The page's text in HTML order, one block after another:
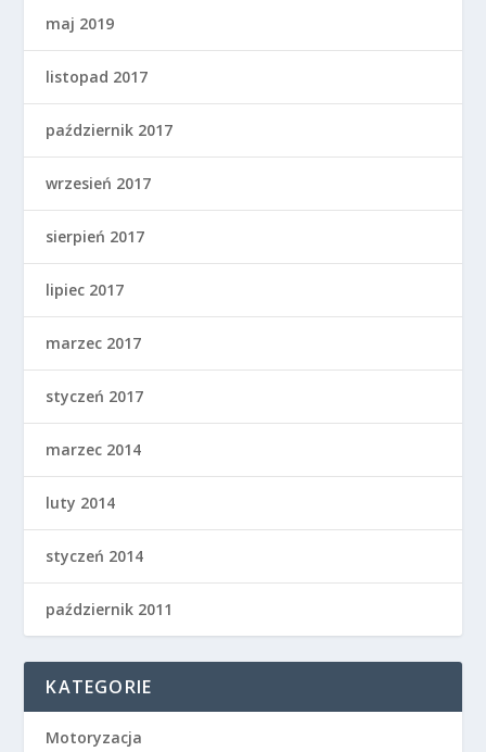
maj 2019
listopad 2017
październik 2017
wrzesień 2017
sierpień 2017
lipiec 2017
marzec 2017
styczeń 2017
marzec 2014
luty 2014
styczeń 2014
październik 2011
KATEGORIE
Motoryzacja